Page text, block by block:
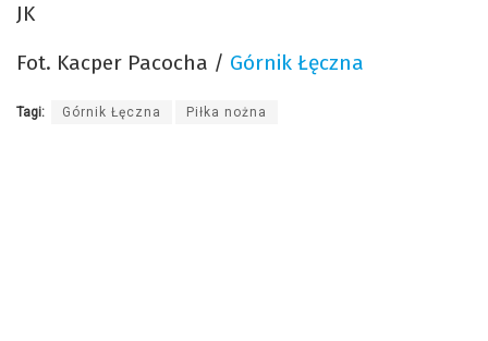
JK
Fot. Kacper Pacocha / Górnik Łęczna
Tagi: Górnik Łęczna Piłka nożna